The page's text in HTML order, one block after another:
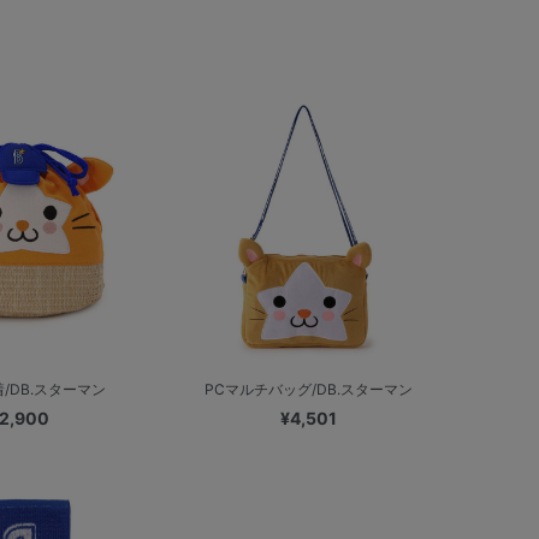
/DB.スターマン PCマルチバッグ/DB.スターマン
¥4,501